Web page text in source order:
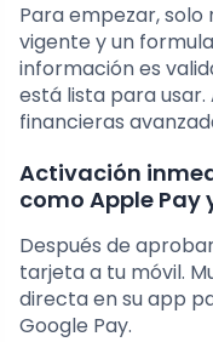
Para empezar,
vigente y un
información es
está lista para
financieras
Activación
como Apple Pay
Después de
tarjeta a tu móvil.
directa en su app
Google Pay.